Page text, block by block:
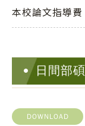
本校論文指導
日間部
DOWNLOAD